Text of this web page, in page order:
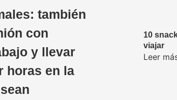
también
con
y llevar
horas en la
10
viajar
Leer